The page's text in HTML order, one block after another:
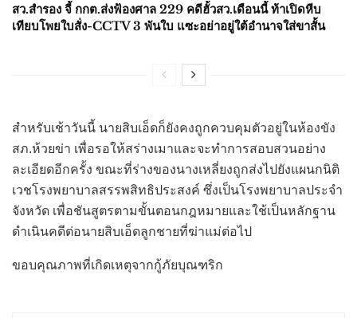
สว.สำรอง จี้ กกต.ส่งฟ้องศาล 229 คดีฮั้วสว.เดือนนี้ ท้าเปิดหีบ
เทียบโพยใบสั่ง-CCTV 3 พันใบ แซะอย่าอยู่ใต้อำนาจใส่ขาสั้น
สำหรับเช้าวันนี้ นายสิบเอ็ดก็ยังคงถูกควบคุมตัวอยู่ในห้องขัง
สภ.ห้วยข่า เพื่อรอให้สร่างเมาและจะทำการสอบสวนอย่าง
ละเอียดอีกครั้ง ขณะที่ร่างของนางเหลี่ยงถูกส่งไปยังแผนกนิติ
เวชโรงพยาบาลสรรพสิทธิประสงค์ ซึ่งเป็นโรงพยาบาลประจำ
จังหวัด เพื่อชันสูตรตามขั้นตอนกฎหมายและใช้เป็นหลักฐาน
ดำเนินคดีต่อนายสิบเอ็ดลูกชายที่ฆ่าแม่ต่อไป
ขอบคุณภาพที่เกิดเหตุจากกู้ภัยบุณฑริก